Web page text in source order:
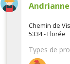
Chemin de
5334 - Florée
Types de